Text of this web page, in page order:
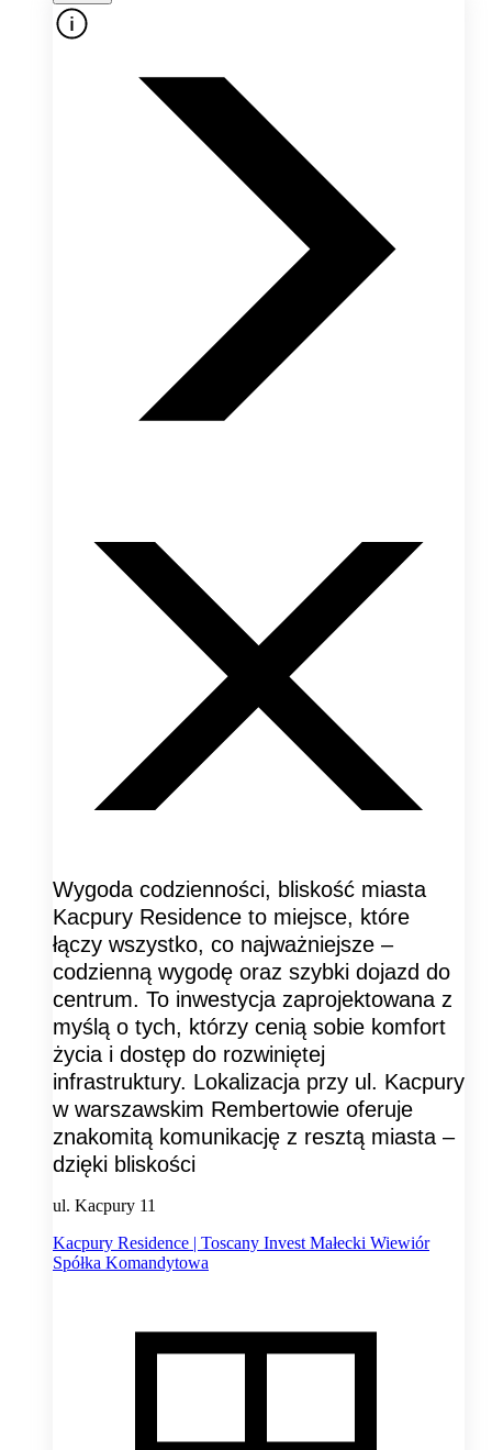
Wygoda codzienności, bliskość miasta
Kacpury Residence to miejsce, które
łączy wszystko, co najważniejsze –
codzienną wygodę oraz szybki dojazd do
centrum. To inwestycja zaprojektowana z
myślą o tych, którzy cenią sobie komfort
życia i dostęp do rozwiniętej
infrastruktury. Lokalizacja przy ul. Kacpury
w warszawskim Rembertowie oferuje
znakomitą komunikację z resztą miasta –
dzięki bliskości
ul. Kacpury 11
Kacpury Residence | Toscany Invest Małecki Wiewiór
Spółka Komandytowa